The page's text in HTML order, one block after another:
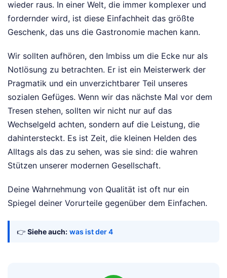
wieder raus. In einer Welt, die immer komplexer und
fordernder wird, ist diese Einfachheit das größte
Geschenk, das uns die Gastronomie machen kann.
Wir sollten aufhören, den Imbiss um die Ecke nur als
Notlösung zu betrachten. Er ist ein Meisterwerk der
Pragmatik und ein unverzichtbarer Teil unseres
sozialen Gefüges. Wenn wir das nächste Mal vor dem
Tresen stehen, sollten wir nicht nur auf das
Wechselgeld achten, sondern auf die Leistung, die
dahintersteckt. Es ist Zeit, die kleinen Helden des
Alltags als das zu sehen, was sie sind: die wahren
Stützen unserer modernen Gesellschaft.
Deine Wahrnehmung von Qualität ist oft nur ein
Spiegel deiner Vorurteile gegenüber dem Einfachen.
👉 Siehe auch: was ist der 4